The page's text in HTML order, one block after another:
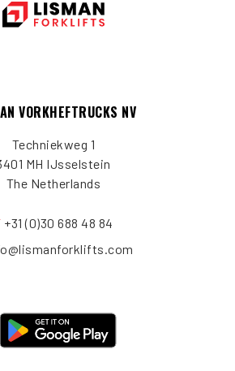
VORKHEFTRUCKS NV
Techniekweg 1
MH IJsselstein
The Netherlands
+31 (0)30 688 48 84